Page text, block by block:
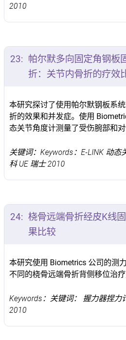
2010
23: 帕尔默多向固定角钢板
折：关节内骨折的疗效
本研究探讨了使用帕尔默钢板系
折的效果和并发症。使用
态关节角度计测量了受伤腕部和对
关键词：Keywords：E-LINK 动态
科 UE 瑞士 2010
24: 桡骨远端骨折经皮K线
果比较
本研究使用 Biometrics 公司的测
不同的桡骨远端骨折背侧移位治疗
Keywords：关键词： 握力器捏力
2010